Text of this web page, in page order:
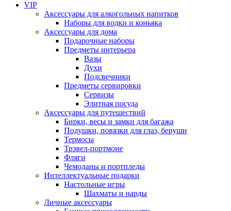
VIP
Аксессуары для алкогольных напитков
Наборы для водки и коньяка
Аксессуары для дома
Подарочные наборы
Предметы интерьера
Вазы
Духи
Подсвечники
Предметы сервировки
Сервизы
Элитная посуда
Аксессуары для путешествий
Бирки, весы и замки для багажа
Подушки, повязки для глаз, беруши
Термосы
Трэвел-портмоне
Фляги
Чемоданы и портпледы
Интеллектуальные подарки
Настольные игры
Шахматы и нарды
Личные аксессуары